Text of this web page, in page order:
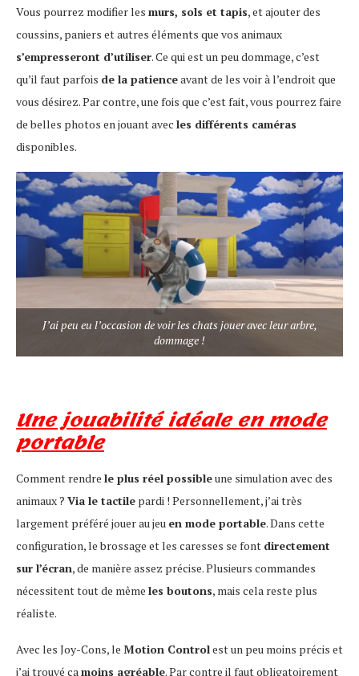
Vous pourrez modifier les murs, sols et tapis, et ajouter des
coussins, paniers et autres éléments que vos animaux
s’empresseront d’utiliser. Ce qui est un peu dommage, c’est
qu’il faut parfois de la patienceavant de les voir à l’endroit que
vous désirez. Par contre, une fois que c’est fait, vous pourrez faire
de belles photos en jouant avec les différents caméras
disponibles.
J’ai peu eu l’occasion de voir les chats jouer avec leur arbre,
dommage !
Une jouabilité idéale en mode
portable
Comment rendre le plus réel possibleune simulation avec des
animaux ? Via le tactile pardi ! Personnellement, j’ai très
largement préféré jouer au jeu en mode portable. Dans cette
configuration, le brossage et les caresses se font directement
sur l’écran, de manière assez précise. Plusieurs commandes
nécessitent tout de même les boutons, mais cela reste plus
réaliste.
Avec les Joy-Cons, le Motion Controlest un peu moins précis et
j’ai trouvé çamoins agréable. Par contre il faut obligatoirement